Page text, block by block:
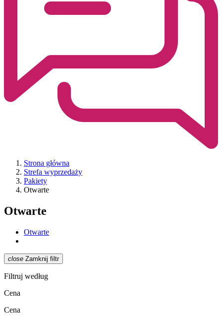
Strona główna
Strefa wyprzedaży
Pakiety
Otwarte
Otwarte
Otwarte
close Zamknij filtr
Filtruj według
Cena
Cena